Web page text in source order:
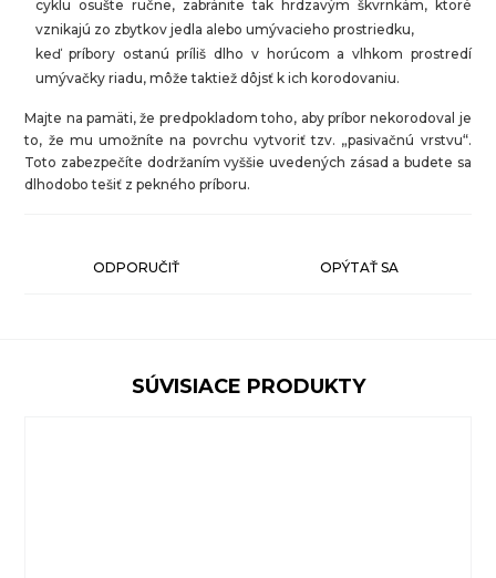
cyklu osušte ručne, zabránite tak hrdzavým škvrnkám, ktoré
vznikajú zo zbytkov jedla alebo umývacieho prostriedku,
keď príbory ostanú príliš dlho v horúcom a vlhkom prostredí
umývačky riadu, môže taktiež dôjsť k ich korodovaniu.
Majte na pamäti, že predpokladom toho, aby príbor nekorodoval je
to, že mu umožníte na povrchu vytvoriť tzv. „pasivačnú vrstvu“.
Toto zabezpečíte dodržaním vyššie uvedených zásad a budete sa
dlhodobo tešiť z pekného príboru.
ODPORUČIŤ OPÝTAŤ SA
SÚVISIACE PRODUKTY